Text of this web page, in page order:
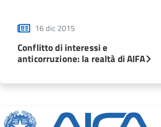
16 dic 2015
Conflitto di interessi e
anticorruzione: la realtà di AIFA